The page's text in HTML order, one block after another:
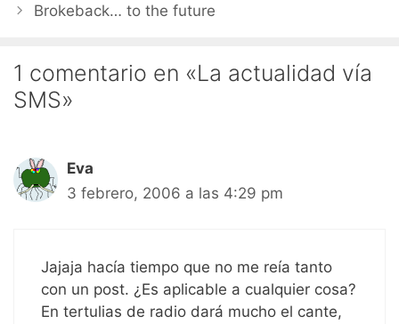
Brokeback… to the future
1 comentario en «La actualidad vía
SMS»
Eva
3 febrero, 2006 a las 4:29 pm
Jajaja hacía tiempo que no me reía tanto
con un post. ¿Es aplicable a cualquier cosa?
En tertulias de radio dará mucho el cante,